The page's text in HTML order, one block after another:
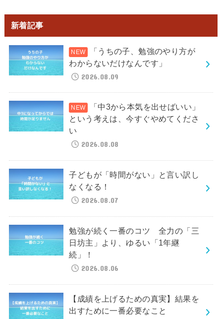
新着記事
「うちの子、勉強のやり方が
わからないだけなんです」
2026.08.09
「中3から本気を出せばいい」
という考えは、今すぐやめてくださ
い
2026.08.08
子どもが「時間がない」と言い訳し
なくなる！
2026.08.07
勉強が続く一番のコツ 全力の「三
日坊主」より、ゆるい「1年継
続」！
2026.08.06
【成績を上げるための真実】結果を
出すために一番必要なこと